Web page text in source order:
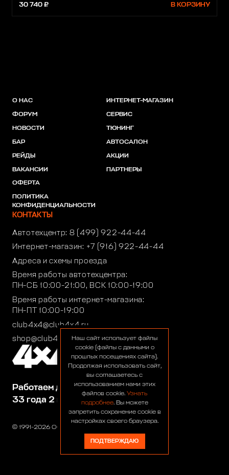
30 740 ₽ В КОРЗИНУ
© 1991-2026 ООО «Сервис 4х4»
Работаем для вас:
33 года 2 месяца 22 дня
О НАС
ФОРУМ
НОВОСТИ
БАР
РЕЙДЫ
ВАКАНСИИ
ОФЕРТА
ПОЛИТИКА
КОНФИДЕНЦИАЛЬНОСТИ
ИНТЕРНЕТ-МАГАЗИН
СЕРВИС
ТЮНИНГ
АВТОСАЛОН
АКЦИИ
ПАРТНЕРЫ
КОНТАКТЫ
Автотехцентр: 8 (499) 922-44-44
Интернет-магазин: +7 (916) 922-44-44
Адреса и схемы проезда
Время работы автотехцентра:
ПН-СБ 10:00-21:00, ВСК 10:00-19:00
Время работы интернет-магазина:
ПН-ПТ 10:00-19:00
club4x4@club4x4.ru
shop@club4x4.ruНаш сайт использует файлы
cookie (файлы с данными о
прошлых посещениях сайта).
Продолжая использовать сайт,
вы соглашаетесь с
использованием нами этих
файлов cookie. Узнать
подробнее. Вы можете
запретить сохранение cookie в
настройках своего браузера.
ПОДТВЕРЖДАЮ